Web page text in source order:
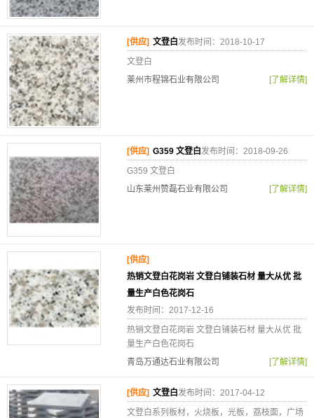
[供应] 文登白发布时间：2018-10-17
文登白
莱州市程锦石业有限公司
[了解详情]
[供应] G359 文登白发布时间：2018-09-26
G359 文登白
山东莱州赞磊石业有限公司
[了解详情]
[供应]
热销文登白花岗岩 文登白铺装石材 量大从优 批
量生产白色花岗石
发布时间：2017-12-16
热销文登白花岗岩 文登白铺装石材 量大从优 批
量生产白色花岗石
青岛万通达石业有限公司
[了解详情]
[供应] 文登白发布时间：2017-04-12
文登白系列板材，火烧板，光板，荔枝面，广场